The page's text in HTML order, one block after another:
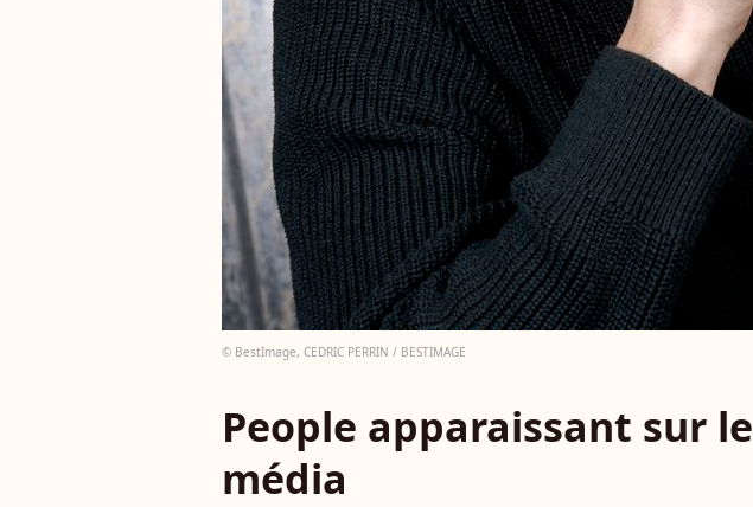
© BestImage, CEDRIC PERRIN / BESTIMAGE
People apparaissant sur le
média